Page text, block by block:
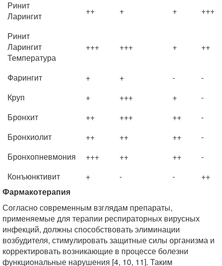
Ринит
Ларингит
++ + + +++
Ринит
Ларингит
Температура
+++ +++ + ++
Фарингит + + -
-
Круп
+ +++ +
-
Бронхит
++ +++ ++
-
Бронхиолит
++ ++ ++
-
Бронхопневмония
+++ ++ ++
-
Конъюнктивит
+ - -
++
Фармакотерапия
Согласно современным взглядам препараты,
применяемые для терапии респираторных вирусных
инфекций, должны способствовать элиминации
возбудителя, стимулировать защитные силы организма и
корректировать возникающие в процессе болезни
функциональные нарушения [4, 10, 11]. Таким